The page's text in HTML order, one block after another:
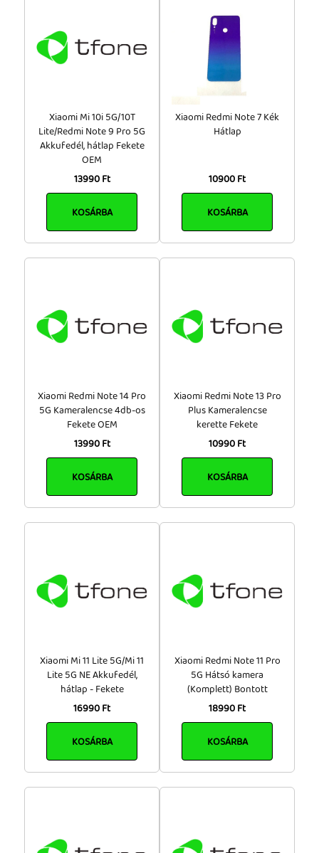
50 000 - 100 000 Ft
100 000 Ft felett
Xiaomi Mi 10i 5G/10T
Lite/Redmi Note 9 Pro 5G
Akkufedél, hátlap Fekete
OEM
13990 Ft
KOSÁRBA
Xiaomi Redmi Note 7 Kék
Hátlap
10900 Ft
KOSÁRBA
Xiaomi Redmi Note 14 Pro
5G Kameralencse 4db-os
Fekete OEM
13990 Ft
KOSÁRBA
Xiaomi Redmi Note 13 Pro
Plus Kameralencse
kerette Fekete
10990 Ft
KOSÁRBA
Xiaomi Mi 11 Lite 5G/Mi 11
Lite 5G NE Akkufedél,
hátlap - Fekete
16990 Ft
KOSÁRBA
Xiaomi Redmi Note 11 Pro
5G Hátsó kamera
(Komplett) Bontott
18990 Ft
KOSÁRBA
Információk
Cégünkről, elérhetőségek